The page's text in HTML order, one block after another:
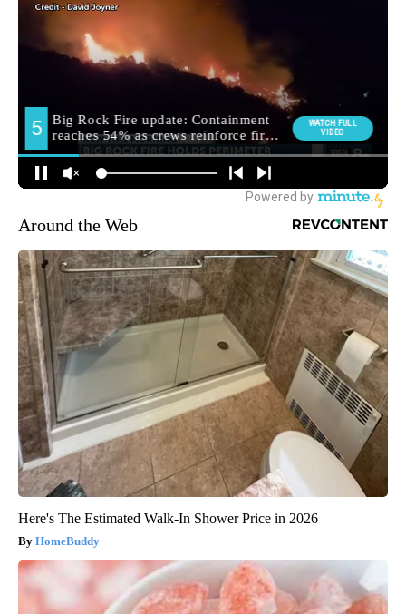
Around the Web
Here's The Estimated Walk-In Shower Price in 2026
HomeBuddy